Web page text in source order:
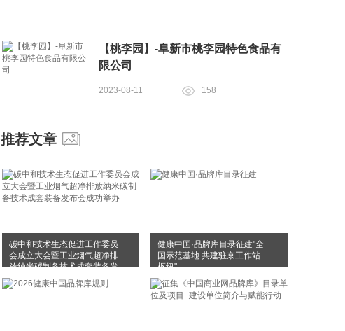
【桃李园】-阜新市桃李园特色食品有
限公司
2023-08-11 158
推荐文章
碳中和技术生态促进工作委员
会成立大会暨工业烟气超净排
放纳米碳制备技术成套装备发
布会成功举办
健康中国·品牌库目录征建"全
国示范基地 共建驻京工作站
枢纽"